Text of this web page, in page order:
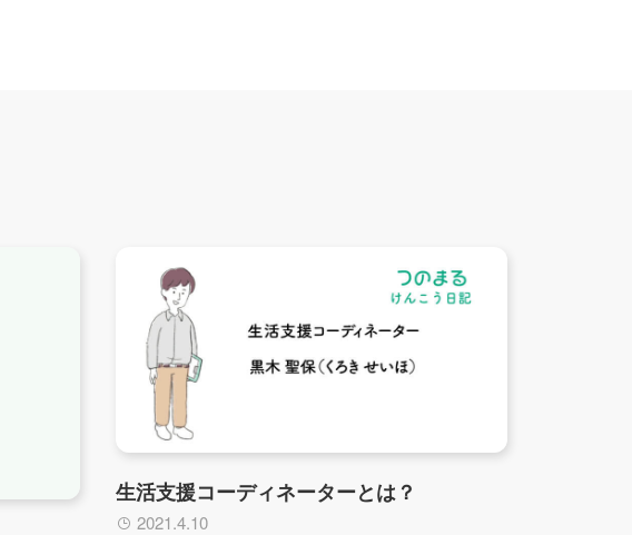
生活支援コーディネーターとは？
2021.4.10